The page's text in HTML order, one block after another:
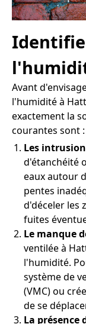
Avant
l'humidité à
exactement la
courantes sont :
Les
d'étanchéité
eaux autour
pentes
d'déceler les
fuites
Le manque
ventilée à
l'humidité.
système de
(VMC) ou
de se
La présence